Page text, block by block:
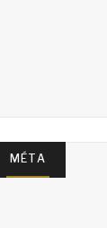
MÉTA